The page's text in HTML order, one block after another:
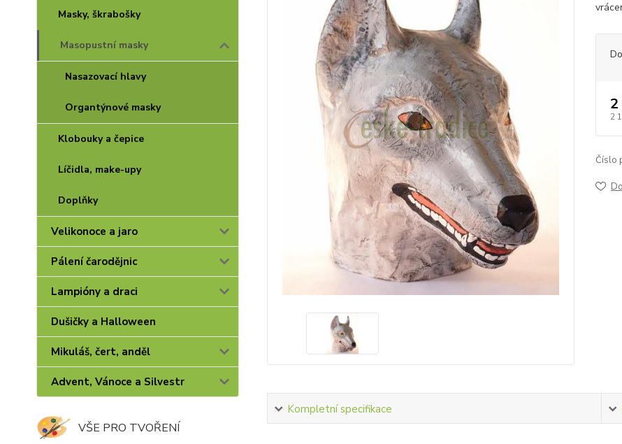
Masky, škrabošky
Masopustní masky
Nasazovací hlavy
Organtýnové masky
Klobouky a čepice
Líčidla, make-upy
Doplňky
Velikonoce a jaro
Pálení čarodějnic
Lampióny a draci
Dušičky a Halloween
Mikuláš, čert, anděl
Advent, Vánoce a Silvestr
VŠE PRO TVOŘENÍ
2
Číslo
Kompletní specifikace